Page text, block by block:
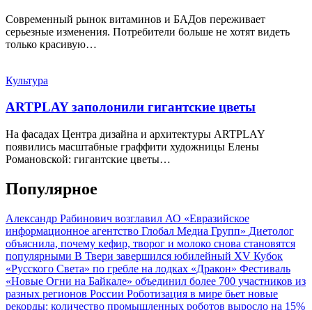
Современный рынок витаминов и БАДов переживает
серьезные изменения. Потребители больше не хотят видеть
только красивую…
Культура
ARTPLAY заполонили гигантские цветы
На фасадах Центра дизайна и архитектуры ARTPLAY
появились масштабные граффити художницы Елены
Романовской: гигантские цветы…
Популярное
Александр Рабинович возглавил АО «Евразийское
информационное агентство Глобал Медиа Групп» Диетолог
объяснила, почему кефир, творог и молоко снова становятся
популярными В Твери завершился юбилейный XV Кубок
«Русского Света» по гребле на лодках «Дракон» Фестиваль
«Новые Огни на Байкале» объединил более 700 участников из
разных регионов России Роботизация в мире бьет новые
рекорды: количество промышленных роботов выросло на 15%